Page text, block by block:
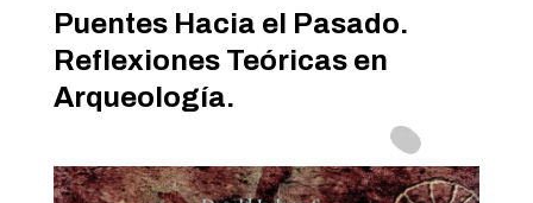
Puentes Hacia el Pasado.
Reflexiones Teóricas en
Arqueología.